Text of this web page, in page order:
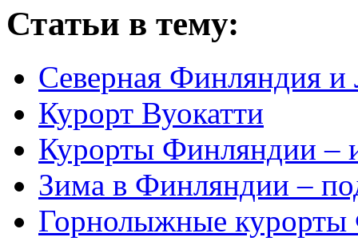
Статьи в тему:
Северная Финляндия и
Курорт Вуокатти
Курорты Финляндии –
Зима в Финляндии –
Горнолыжные курорты